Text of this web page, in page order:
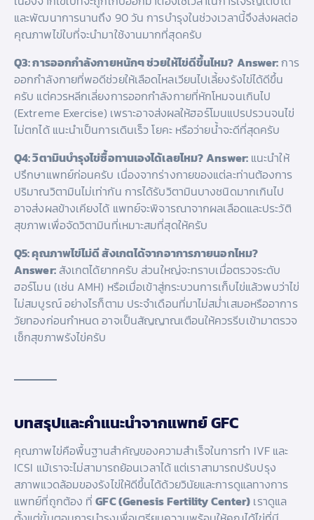
และพัฒนาการนานถึง 90 วัน การบำรุงในช่วงเวลานี้จึงส่งผลต่อ
คุณภาพไข่ใบที่จะนำมาใช้งานมากที่สุดครับ
Q3: การออกกำลังกายหนักๆ ช่วยให้ไข่ดีขึ้นไหม? Answer:การ
ออกกำลังกายที่พอดีช่วยให้เลือดไหลเวียนไปเลี้ยงรังไข่ได้ดีขึ้น
ครับ แต่ควรหลีกเลี่ยงการออกกำลังกายที่หักโหมจนเกินไป
(Extreme Exercise) เพราะอาจส่งผลให้ฮอร์โมนแปรปรวนจนไข่
ไม่ตกได้ แนะนำเป็นการเดินเร็ว โยคะ หรือว่ายน้ำจะดีที่สุดครับ
Q4: วิตามินบำรุงไข่ซื้อทานเองได้เลยไหม?Answer:แนะนำให้
ปรึกษาแพทย์ก่อนครับ เนื่องจากร่างกายของแต่ละท่านต้องการ
ปริมาณวิตามินไม่เท่ากัน การได้รับวิตามินบางชนิดมากเกินไป
อาจส่งผลข้างเคียงได้ แพทย์จะพิจารณาจากผลเลือดและประวัติ
สุขภาพเพื่อจัดวิตามินที่เหมาะสมที่สุดให้ครับ
Q5: คุณภาพไข่ไม่ดี สังเกตได้จากอาการภายนอกไหม?
Answer:สังเกตได้ยากครับ ส่วนใหญ่จะทราบเมื่อตรวจระดับ
ฮอร์โมน (เช่น AMH) หรือเมื่อเข้าสู่กระบวนการเก็บไข่แล้วพบว่าไข่
ไม่สมบูรณ์ อย่างไรก็ตาม ประจำเดือนที่มาไม่สม่ำเสมอหรืออาการ
วัยทองก่อนกำหนด อาจเป็นสัญญาณเตือนให้ควรรีบเข้ามาตรวจ
เช็กสุขภาพรังไข่ครับ
บทสรุปและคำแนะนำจากแพทย์ GFC
คุณภาพไข่คือพื้นฐานสำคัญของความสำเร็จในการทำ IVF และ
ICSI แม้เราจะไม่สามารถย้อนเวลาได้ แต่เราสามารถปรับปรุง
สภาพแวดล้อมของรังไข่ให้ดีขึ้นได้ด้วยวินัยและการดูแลทางการ
แพทย์ที่ถูกต้อง ที่GFC (Genesis Fertility Center) เราดูแล